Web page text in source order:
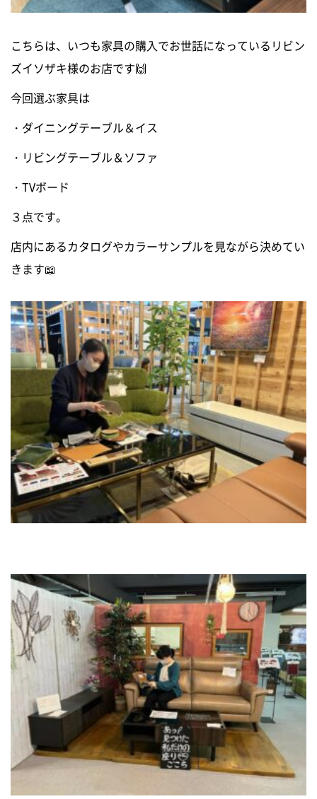
こちらは、いつも家具の購入でお世話になっているリビン
ズイソザキ様のお店です🙌
今回選ぶ家具は
・ダイニングテーブル＆イス
・リビングテーブル＆ソファ
・TVボード
３点です。
店内にあるカタログやカラーサンプルを見ながら決めてい
きます📖